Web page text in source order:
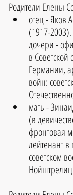
Родители Елены
отец - Яков
(1917-
дочери -
в
Германии,
войн:
мать -
(в
фронтовая
лейтенант
советском